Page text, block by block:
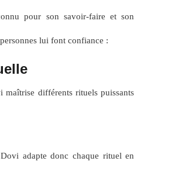
pour son savoir-faire et son
lui font confiance :
différents rituels puissants
adapte donc chaque rituel en